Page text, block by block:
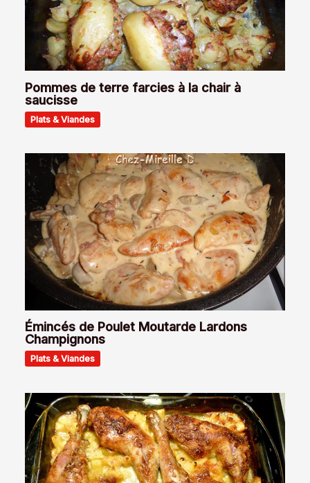
Pommes de terre farcies à la chair à
saucisse
Plats & Viandes
Émincés de Poulet Moutarde Lardons
Champignons
Plats & Viandes